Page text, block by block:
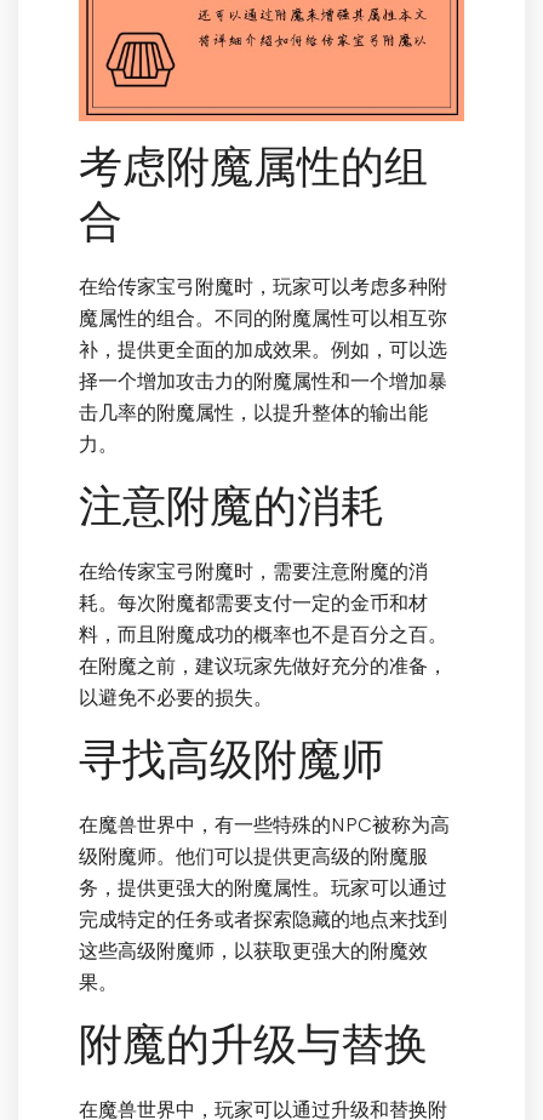
考虑附魔属性的组
合
在给传家宝弓附魔时，玩家可以考虑多种附
魔属性的组合。不同的附魔属性可以相互弥
补，提供更全面的加成效果。例如，可以选
择一个增加攻击力的附魔属性和一个增加暴
击几率的附魔属性，以提升整体的输出能
力。
注意附魔的消耗
在给传家宝弓附魔时，需要注意附魔的消
耗。每次附魔都需要支付一定的金币和材
料，而且附魔成功的概率也不是百分之百。
在附魔之前，建议玩家先做好充分的准备，
以避免不必要的损失。
寻找高级附魔师
在魔兽世界中，有一些特殊的NPC被称为高
级附魔师。他们可以提供更高级的附魔服
务，提供更强大的附魔属性。玩家可以通过
完成特定的任务或者探索隐藏的地点来找到
这些高级附魔师，以获取更强大的附魔效
果。
附魔的升级与替换
在魔兽世界中，玩家可以通过升级和替换附